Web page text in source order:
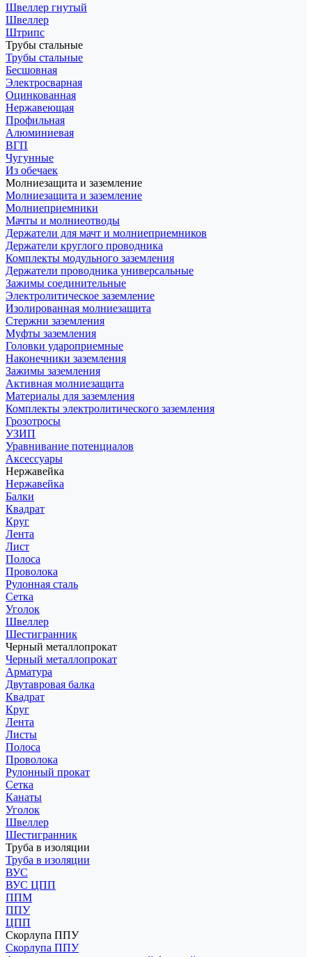
Швеллер гнутый
Швеллер
Штрипс
Трубы стальные
Трубы стальные
Бесшовная
Электросварная
Оцинкованная
Нержавеющая
Профильная
Алюминиевая
ВГП
Чугунные
Из обечаек
Молниезащита и заземление
Молниезащита и заземление
Молниеприемники
Мачты и молниеотводы
Держатели для мачт и молниеприемников
Держатели круглого проводника
Комплекты модульного заземления
Держатели проводника универсальные
Зажимы соединительные
Электролитическое заземление
Изолированная молниезащита
Стержни заземления
Муфты заземления
Головки удароприемные
Наконечники заземления
Зажимы заземления
Активная молниезащита
Материалы для заземления
Комплекты электролитического заземления
Грозотросы
УЗИП
Уравнивание потенциалов
Аксессуары
Нержавейка
Нержавейка
Балки
Квадрат
Круг
Лента
Лист
Полоса
Проволока
Рулонная сталь
Сетка
Уголок
Швеллер
Шестигранник
Черный металлопрокат
Черный металлопрокат
Арматура
Двутавровая балка
Квадрат
Круг
Лента
Листы
Полоса
Проволока
Рулонный прокат
Сетка
Канаты
Уголок
Швеллер
Шестигранник
Труба в изоляции
Труба в изоляции
ВУС
ВУС ЦПП
ППМ
ППУ
ЦПП
Скорлупа ППУ
Скорлупа ППУ